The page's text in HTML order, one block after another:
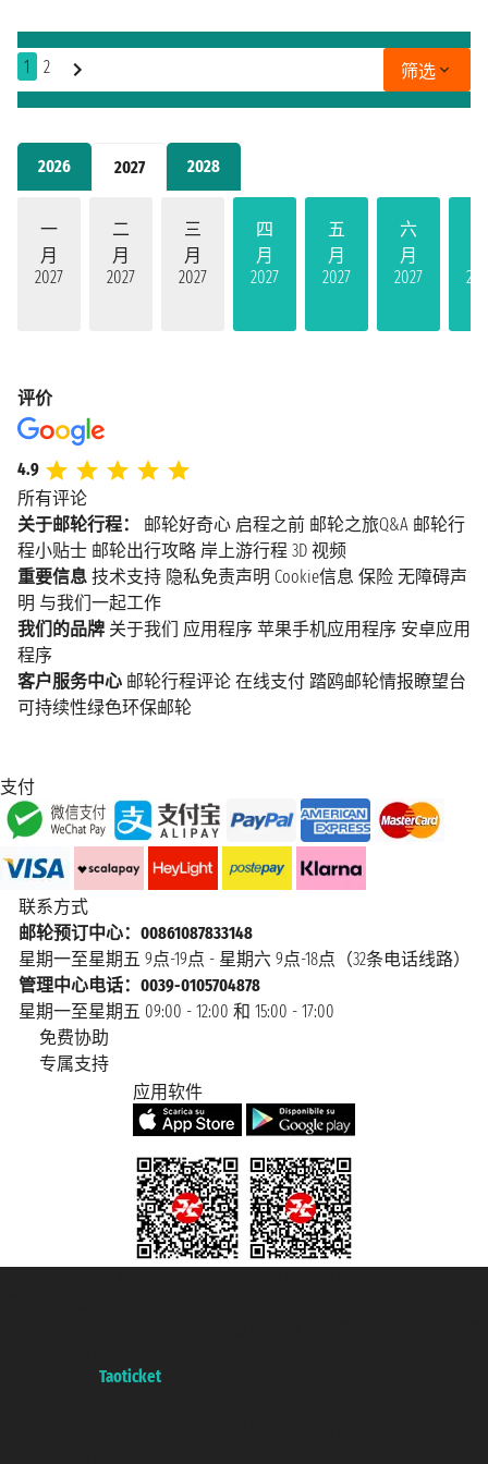
2026 2027 2028
一
月
2027
二
月
2027
三
月
2027
四
月
2027
五
月
2027
六
月
2027
1 2 筛选
评价
4.9
所有评论
关于邮轮行程：
邮轮好奇心 启程之前 邮轮之旅Q&A 邮轮行
程小贴士 邮轮出行攻略 岸上游行程 3D 视频
重要信息 技术支持 隐私免责声明 Cookie信息 保险 无障碍声
明 与我们一起工作
我们的品牌 关于我们 应用程序 苹果手机应用程序 安卓应用
程序
客户服务中心 邮轮行程评论 在线支付 踏鸥邮轮情报瞭望台
可持续性绿色环保邮轮
支付
联系方式
邮轮预订中心：00861087833148
星期一至星期五 9点-19点 - 星期六 9点-18点（32条电话线路）
管理中心电话：0039-0105704878
星期一至星期五 09:00 - 12:00 和 15:00 - 17:00
免费协助
专属支持
应用软件
Taoticket